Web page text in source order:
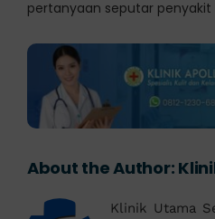
pertanyaan seputar penyakit
About the Author:
Klinik Utama